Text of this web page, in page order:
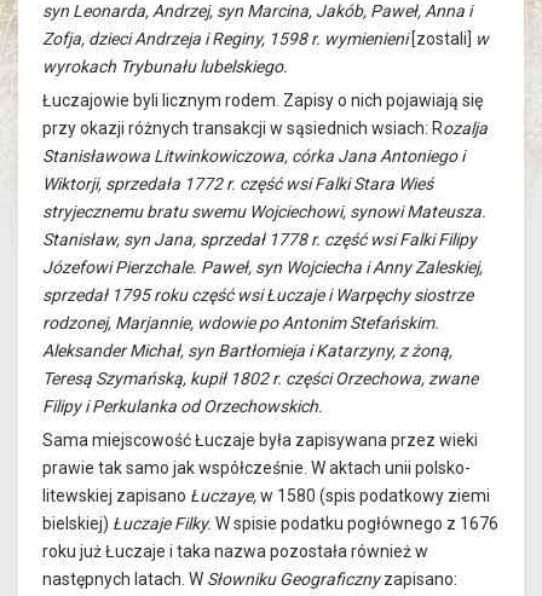
syn Leonarda, Andrzej, syn Marcina, Jakób, Paweł, Anna i
Zofja, dzieci Andrzeja i Reginy, 1598 r. wymienieni[zostali]
w
wyrokach Trybunału lubelskiego.
Łuczajowie byli licznym rodem. Zapisy o nich pojawiają się
przy okazji różnych transakcji w sąsiednich wsiach: Rozalja
Stanisławowa Litwinkowiczowa, córka Jana Antoniego i
Wiktorji, sprzedała 1772 r. część wsi Falki Stara Wieś
stryjecznemu bratu swemu Wojciechowi, synowi Mateusza.
Stanisław, syn Jana, sprzedał 1778 r. część wsi Falki Filipy
Józefowi Pierzchale. Paweł, syn Wojciecha i Anny Zaleskiej,
sprzedał 1795 roku część wsi Łuczaje i Warpęchy siostrze
rodzonej, Marjannie, wdowie po Antonim Stefańskim.
Aleksander Michał, syn Bartłomieja i Katarzyny, z żoną,
Teresą Szymańską, kupił 1802 r. części Orzechowa, zwane
Filipy i Perkulanka od Orzechowskich.
Sama miejscowość Łuczaje była zapisywana przez wieki
prawie tak samo jak współcześnie. W aktach unii polsko-
litewskiej zapisano Łuczaye,w 1580 (spis podatkowy ziemi
bielskiej) Łuczaje Filky. W spisie podatku pogłównego z 1676
roku już Łuczaje i taka nazwa pozostała również w
następnych latach. W Słowniku Geograficznyzapisano: